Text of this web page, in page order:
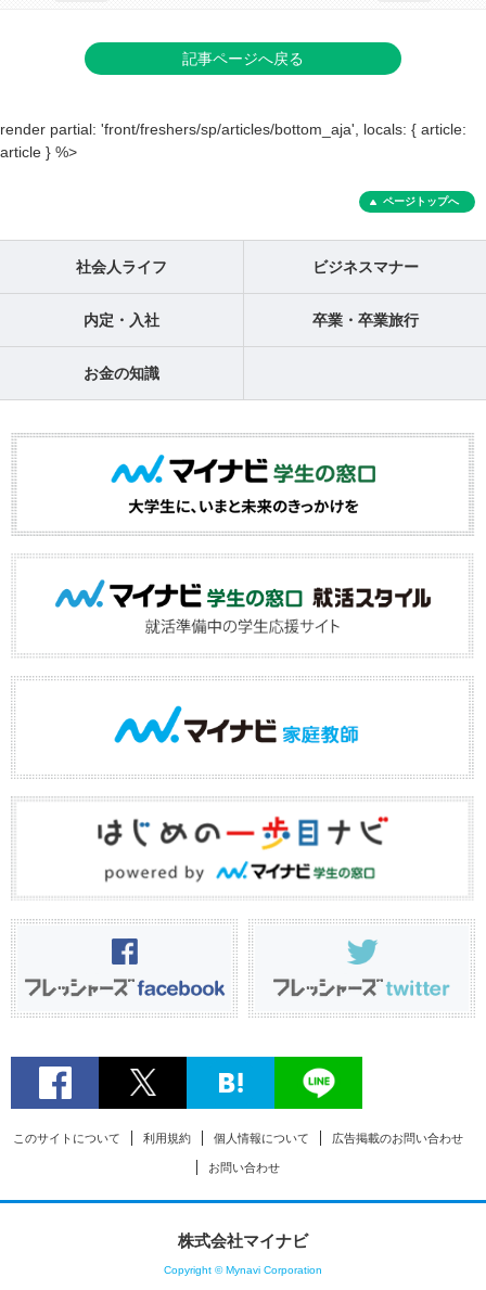
記事ページへ戻る
render partial: 'front/freshers/sp/articles/bottom_aja', locals: { article:
article } %>
ページトップへ
社会人ライフ ビジネスマナー
内定・入社 卒業・卒業旅行
お金の知識
このサイトについて 利用規約 個人情報について 広告掲載のお問い合わせ
お問い合わせ
株式会社マイナビ
Copyright © Mynavi Corporation